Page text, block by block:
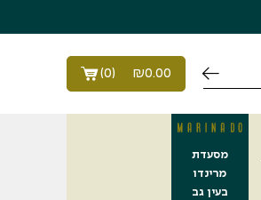
₪0.00
(
0
)
מסעדת
מרינדו
בעין גב